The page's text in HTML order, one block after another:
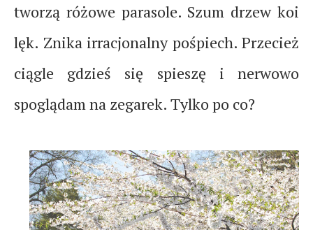
tworzą różowe parasole. Szum drzew koi
lęk. Znika irracjonalny pośpiech. Przecież
ciągle gdzieś się spieszę i nerwowo
spoglądam na zegarek. Tylko po co?